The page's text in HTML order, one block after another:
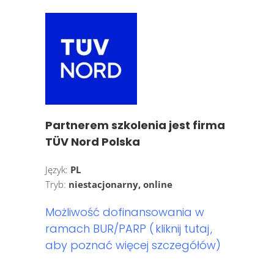
Partnerem szkolenia jest firma
TÜV Nord Polska
Język: PL
Tryb: niestacjonarny, online
Możliwość dofinansowania w
ramach BUR/PARP ( kliknij tutaj,
aby poznać więcej szczegółów)